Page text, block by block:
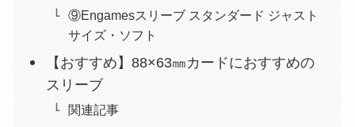
⑨Engamesスリーブ スタンダード ジャスト
サイズ・ソフト
【おすすめ】88×63㎜カードにおすすめの
スリーブ
関連記事